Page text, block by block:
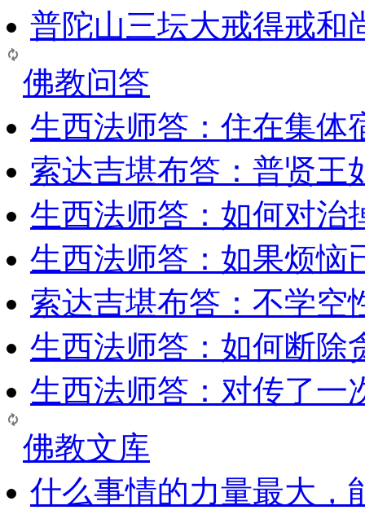
普陀山三坛大戒得戒和
佛教问答
生西法师答：住在集体
索达吉堪布答：普贤王
生西法师答：如何对治
生西法师答：如果烦恼
索达吉堪布答：​不学空
生西法师答：如何断除
生西法师答：对传了一
佛教文库
什么事情的力量最大，